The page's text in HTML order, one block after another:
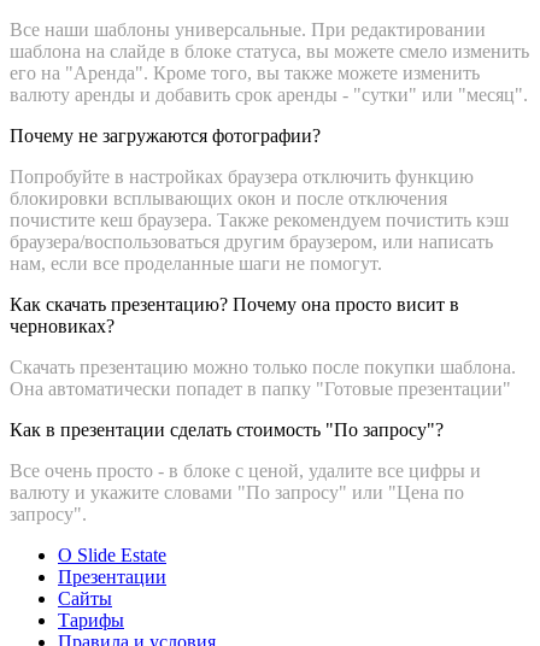
Все наши шаблоны универсальные. При редактировании
шаблона на слайде в блоке статуса, вы можете смело изменить
его на "Аренда". Кроме того, вы также можете изменить
валюту аренды и добавить срок аренды - "сутки" или "месяц".
Почему не загружаются фотографии?
Попробуйте в настройках браузера отключить функцию
блокировки всплывающих окон и после отключения
почистите кеш браузера. Также рекомендуем почистить кэш
браузера/воспользоваться другим браузером, или написать
нам, если все проделанные шаги не помогут.
Как скачать презентацию? Почему она просто висит в
черновиках?
Скачать презентацию можно только после покупки шаблона.
Она автоматически попадет в папку "Готовые презентации"
Как в презентации сделать стоимость "По запросу"?
Все очень просто - в блоке с ценой, удалите все цифры и
валюту и укажите словами "По запросу" или "Цена по
запросу".
О Slide Estate
Презентации
Сайты
Тарифы
Правила и условия